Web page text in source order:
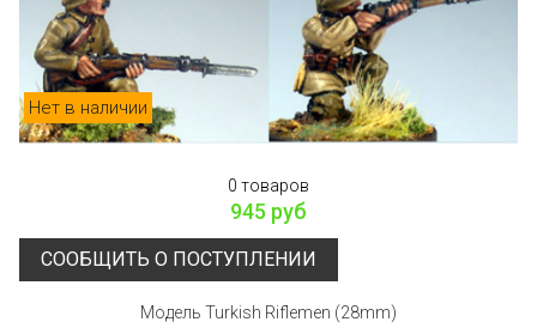
Нет в наличии
0 товаров
945 руб
СООБЩИТЬ О ПОСТУПЛЕНИИ
Модель Turkish Riflemen (28mm)